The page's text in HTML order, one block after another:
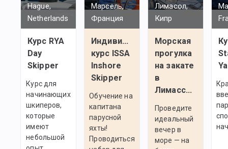
Hague,
Netherlands
Курс RYA
Day
Skipper
Курс для
начинающих
шкиперов,
которые
имеют
небольшой
Марсель,
Франция
Индивидуальный
курс ISSA
Inshore
Skipper
Обучение на
капитана
парусной
яхты!
Проводиться
Лимасол,
Кипр
Морская
прогулка
на закате
в
Лимассоле
Проведите
идеальный
вечер в
море — на